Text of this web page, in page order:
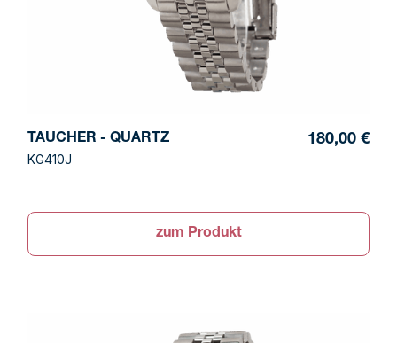
TAUCHER - QUARTZ
KG410J
180,00 €
zum Produkt